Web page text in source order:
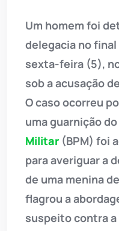
Um homem foi
delegacia no
sexta-feira (5),
sob a acusação
O caso ocorreu
uma guarnição
Militar (BPM) foi
para averiguar a
de uma menina
flagrou a
suspeito contra a